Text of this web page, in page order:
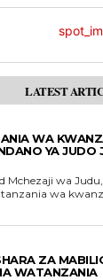
LATEST
WA
YA JUDO
wa
ZA
WATANZANIA